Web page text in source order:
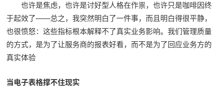
也许是焦虑，也许是讨好型人格在作祟，也许只是咖啡因终
于起效了——总之，我突然明白了一件事，而且明白得很平静，
也很愤怒：这些指标根本解释不了真实业务影响。我们管理质量
的方式，是为了让服务商的报表好看，而不是为了回应业务方的
真实体验
当电子表格撑不住现实